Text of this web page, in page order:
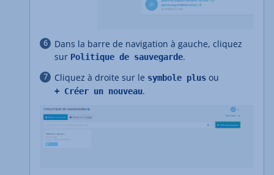
Dans la barre de navigation à gauche, cliquez
sur Politique de sauvegarde.
Cliquez à droite sur le symbole plus ou
+ Créer un nouveau.